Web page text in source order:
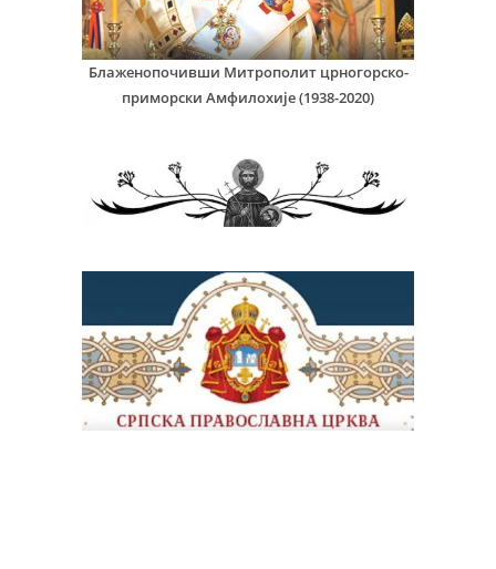
Блаженопочивши Митрополит црногорско-
приморски Амфилохије (1938-2020)